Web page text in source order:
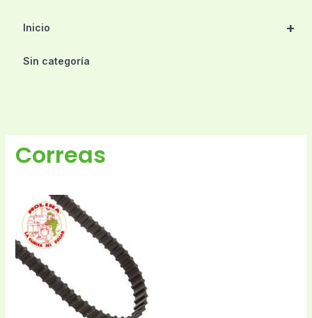
+
Inicio
Sin categoría
Correas